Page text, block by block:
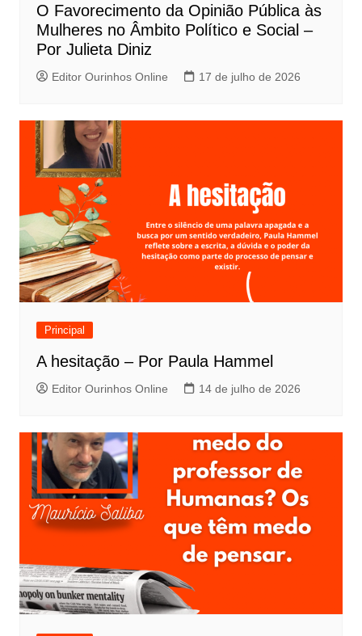
O Favorecimento da Opinião Pública às
Mulheres no Âmbito Político e Social –
Por Julieta Diniz
Editor Ourinhos Online 17 de julho de 2026
Principal
A hesitação – Por Paula Hammel
Editor Ourinhos Online 14 de julho de 2026